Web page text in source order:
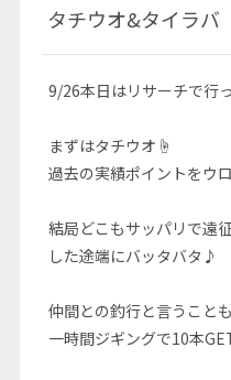
タチウオ&タイラバ
9/26本日はリサーチで行
まずはタチウオ☝
過去の実績ポイントをウ
結局どこもサッパリで遠
した途端にバッタバタ♪
仲間との釣行と言うこと
一時間ジギングで10本